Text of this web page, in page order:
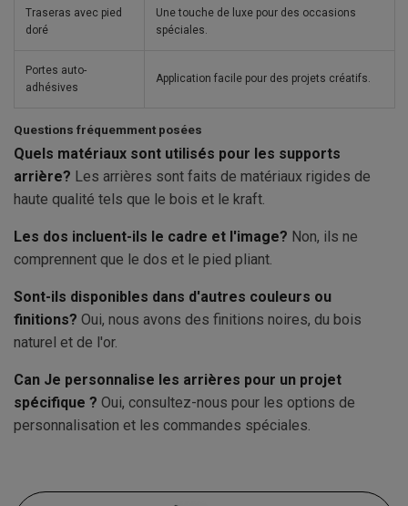
Traseras avec pied
doré
Une touche de luxe pour des occasions
spéciales.
Portes auto-
adhésives
Application facile pour des projets créatifs.
Questions fréquemment posées
Quels matériaux sont utilisés pour les supports
arrière? Les arrières sont faits de matériaux rigides de
haute qualité tels que le bois et le kraft.
Les dos incluent-ils le cadre et l'image? Non, ils ne
comprennent que le dos et le pied pliant.
Sont-ils disponibles dans d'autres couleurs ou
finitions? Oui, nous avons des finitions noires, du bois
naturel et de l'or.
Can Je personnalise les arrières pour un projet
spécifique ? Oui, consultez-nous pour les options de
personnalisation et les commandes spéciales.